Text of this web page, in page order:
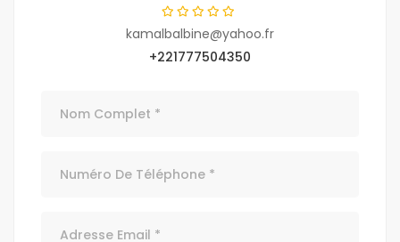
kamalbalbine@yahoo.fr
+221777504350